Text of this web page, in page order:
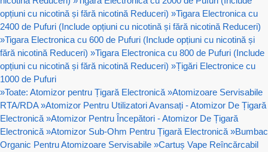
opțiuni cu nicotină și fără nicotină Reduceri) »Tigara Electronica cu
2400 de Pufuri (Include opțiuni cu nicotină și fără nicotină Reduceri)
»Tigara Electronica cu 600 de Pufuri (Include opțiuni cu nicotină și
fără nicotină Reduceri) »Tigara Electronica cu 800 de Pufuri (Include
opțiuni cu nicotină și fără nicotină Reduceri) »Țigări Electronice cu
1000 de Pufuri
»Toate: Atomizor pentru Țigară Electronică »Atomizoare Servisabile
RTA/RDA »Atomizor Pentru Utilizatori Avansați - Atomizor De Țigară
Electronică »Atomizor Pentru Începători - Atomizor De Țigară
Electronică »Atomizor Sub-Ohm Pentru Țigară Electronică »Bumbac
Organic Pentru Atomizoare Servisabile »Cartuș Vape Reîncărcabil